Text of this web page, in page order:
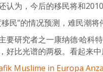
认为，今后的移民将和
民”的情况预测，难民潮
要研究者之一康纳德·哈科
好比光谱的两极。看起来